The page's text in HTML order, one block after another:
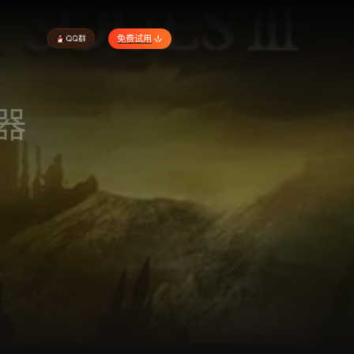
免费试用